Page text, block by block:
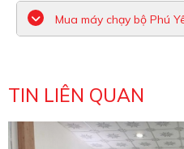
Mua máy chạy bộ Phú
TIN LIÊN QUAN